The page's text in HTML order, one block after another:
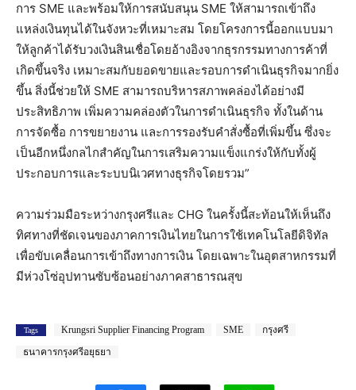
การ SME และพร้อมให้การสนับสนุน SME ให้สามารถเข้าถึง
แหล่งเงินทุนได้ในจังหวะที่เหมาะสม โดยโครงการนี้ออกแบบมา
ให้ลูกค้าได้รับวงเงินสินเชื่อโดยอ้างอิงจากธุรกรรมทางการค้าที่
เกิดขึ้นจริง เหมาะสมกับยอดขายและรอบการดำเนินธุรกิจมากยิ่ง
ขึ้น สิ่งนี้ช่วยให้ SME สามารถบริหารสภาพคล่องได้อย่างมี
ประสิทธิภาพ เพิ่มความคล่องตัวในการดำเนินธุรกิจ ทั้งในด้าน
การจัดซื้อ การขยายงาน และการรองรับคำสั่งซื้อที่เพิ่มขึ้น ซึ่งจะ
เป็นอีกหนึ่งกลไกสำคัญในการเสริมความแข็งแกร่งให้กับทั้งผู้
ประกอบการและระบบนิเวศทางธุรกิจโดยรวม”
ความร่วมมือระหว่างกรุงศรีและ CHG ในครั้งนี้สะท้อนให้เห็นถึง
ทิศทางที่ชัดเจนของภาคการเงินไทยในการใช้เทคโนโลยีดิจิทัล
เพื่อขับเคลื่อนการเข้าถึงทางการเงิน โดยเฉพาะในอุตสาหกรรมที่
มีห่วงโซ่อุปทานซับซ้อนอย่างภาคสาธารณสุข
Tags Krungsri Supplier Financing Program SME
กรุงศรี
ธนาคารกรุงศรีอยุธยา